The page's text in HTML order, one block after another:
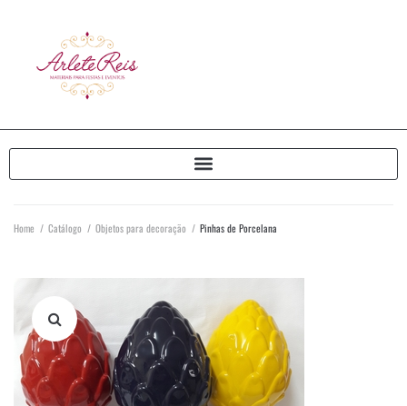
Home / Catálogo / Objetos para decoração / Pinhas de Porcelana